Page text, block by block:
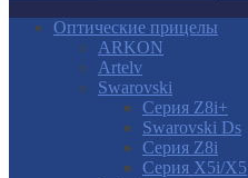
Оптические прицелы
ARKON
Artelv
Swarovski
Серия Z8i+
Swarovski Ds
Серия Z8i
Серия X5i/X5